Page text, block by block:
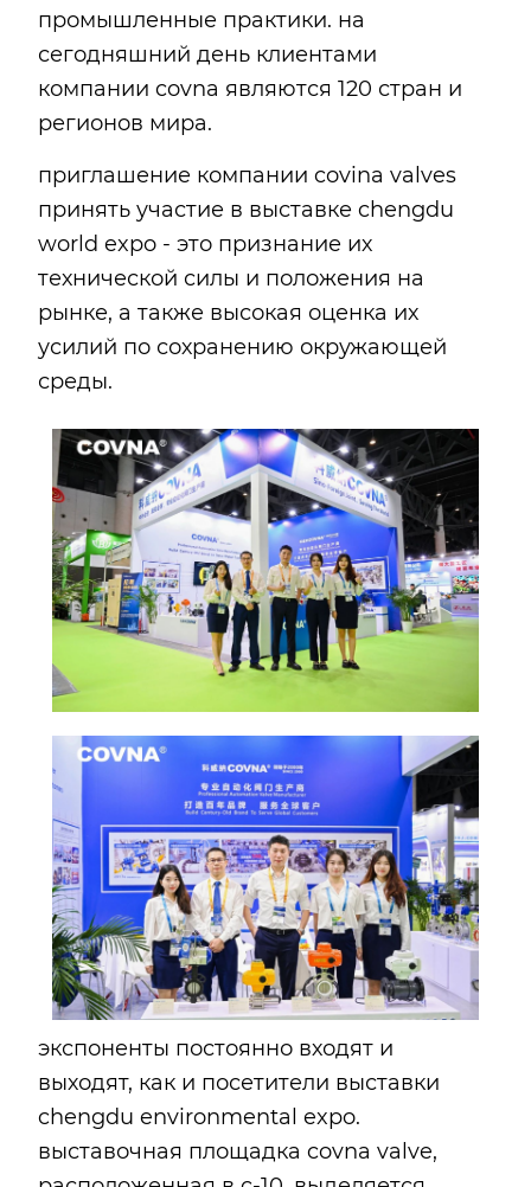
промышленные практики. на
сегодняшний день клиентами
компании covna являются 120 стран и
регионов мира.
приглашение компании covina valves
принять участие в выставке chengdu
world expo - это признание их
технической силы и положения на
рынке, а также высокая оценка их
усилий по сохранению окружающей
среды.
экспоненты постоянно входят и
выходят, как и посетители выставки
chengdu environmental expo.
выставочная площадка covna valve,